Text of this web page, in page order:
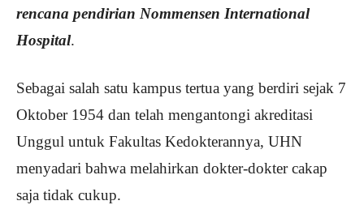
rencana pendirian Nommensen International
Hospital.
Sebagai salah satu kampus tertua yang berdiri sejak 7
Oktober 1954 dan telah mengantongi akreditasi
Unggul untuk Fakultas Kedokterannya, UHN
menyadari bahwa melahirkan dokter-dokter cakap
saja tidak cukup.